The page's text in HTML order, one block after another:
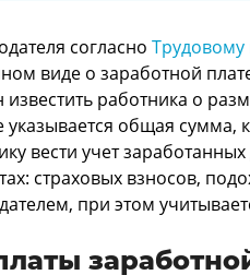
согласно Трудовому
виде о заработной
работника о
общая сумма,
вести учет
страховых взносов,
при этом